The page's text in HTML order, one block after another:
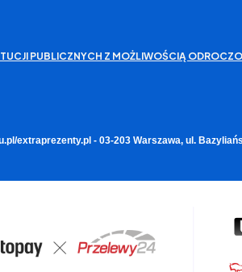
PUBLICZNYCH Z MOŻLIWOŚCIĄ
extraprezenty.pl - 03-203 Warszawa, ul.